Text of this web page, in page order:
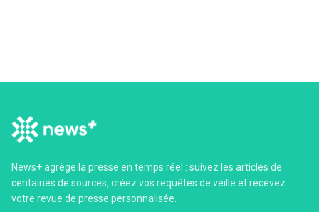
News+ agrège la presse en temps réel : suivez les articles de
centaines de sources, créez vos requêtes de veille et recevez
votre revue de presse personnalisée.